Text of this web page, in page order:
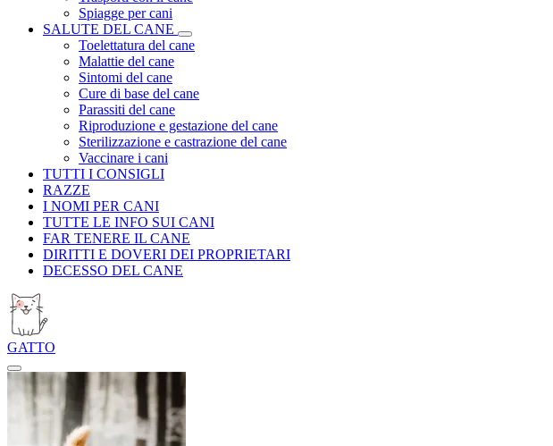
Spiagge per cani
SALUTE DEL CANE
Toelettatura del cane
Malattie del cane
Sintomi del cane
Cure di base del cane
Parassiti del cane
Riproduzione e gestazione del cane
Sterilizzazione e castrazione del cane
Vaccinare i cani
TUTTI I CONSIGLI
RAZZE
I NOMI PER CANI
TUTTE LE INFO SUI CANI
FAR TENERE IL CANE
DIRITTI E DOVERI DEI PROPRIETARI
DECESSO DEL CANE
GATTO